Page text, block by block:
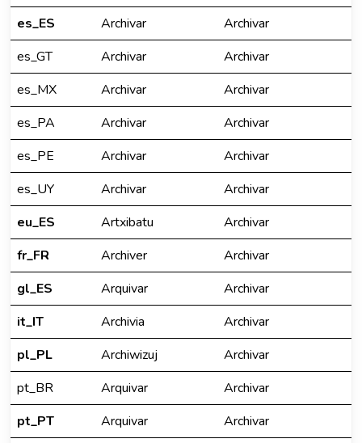
es_ES
Archivar
Archivar
es_GT
Archivar
Archivar
es_MX
Archivar
Archivar
es_PA
Archivar
Archivar
es_PE
Archivar
Archivar
es_UY
Archivar
Archivar
eu_ES
Artxibatu
Archivar
fr_FR
Archiver
Archivar
gl_ES
Arquivar
Archivar
it_IT
Archivia
Archivar
pl_PL
Archiwizuj
Archivar
pt_BR
Arquivar
Archivar
pt_PT
Arquivar
Archivar